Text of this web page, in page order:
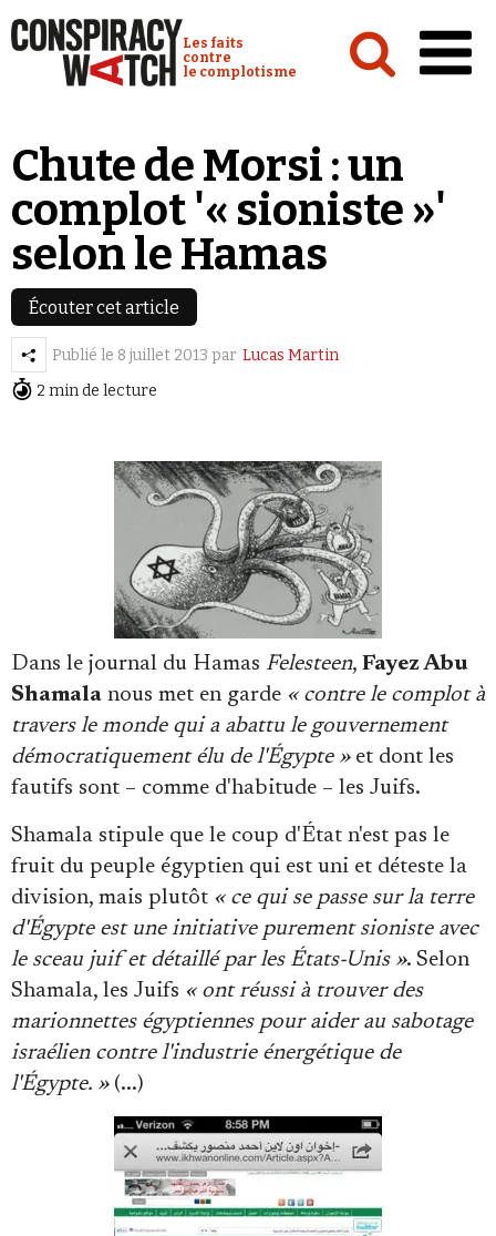
Conspiracy Watch :
Les faits
contre
le complotisme
Analyses
Conspipédia
Vidéos
Émissions
Revues de presse
Newsletter
Faire un don
Demander à Vera
Se connecter
Chute de Morsi : un
complot '« sioniste »'
selon le Hamas
Écouter cet article
Publié le 8 juillet 2013 par Lucas Martin
2 min de lecture
Dans le journal du Hamas Felesteen, Fayez Abu
Shamala nous met en garde « contre le complot à
travers le monde qui a abattu le gouvernement
démocratiquement élu de l'Égypte »et dont les
fautifs sont – comme d'habitude – les Juifs.
Shamala stipule que le coup d'État n'est pas le
fruit du peuple égyptien qui est uni et déteste la
division, mais plutôt « ce qui se passe sur la terre
d'Égypte est une initiative purement sioniste avec
le sceau juif et détaillé par les États-Unis ». Selon
Shamala, les Juifs « ont réussi à trouver des
marionnettes égyptiennes pour aider au sabotage
israélien contre l'industrie énergétique de
l'Égypte. »(...)